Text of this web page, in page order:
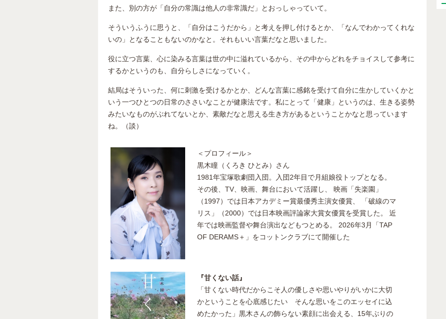
また、別の方が「自分の常識は他人の非常識だ」とおっしゃっていて。
そういうふうに思うと、「自分はこうだから」と考えを押し付けるとか、「なんでわかってくれな
いの」となることもないのかなと。それもいい言葉だなと思いました。
役に立つ言葉、心に染みる言葉は世の中に溢れているから、その中からどれをチョイスして参考に
するかというのも、自分らしさになっていく。
結局はそういった、何に刺激を受けるかとか、どんな言葉に感銘を受けて自分に生かしていくかと
いう一つひとつの日常のささいなことが健康法です。私にとって「健康」というのは、生きる姿勢
みたいなものがぶれてないとか、素敵だなと思える生き方があるということかなと思っています
ね。（談）
＜プロフィール＞
黒木瞳（くろき ひとみ）さん
1981年宝塚歌劇団入団。入団2年目で月組娘役トップとなる。
その後、TV、映画、舞台において活躍し、 映画「失楽園」
（1997）では日本アカデミー賞最優秀主演女優賞、 「破線のマ
リス」（2000）では日本映画評論家大賞女優賞を受賞した。 近
年では映画監督や舞台演出などもつとめる。 2026年3月「TAP
OF DERAMS＋」をコットンクラブにて開催した
『甘くない話』
「甘くない時代だからこそ人の優しさや思いやりがいかに大切
かということを心底感じたい そんな思いをこのエッセイに込
めたかった」黒木さんの飾らない素顔に出会える、15年ぶりの